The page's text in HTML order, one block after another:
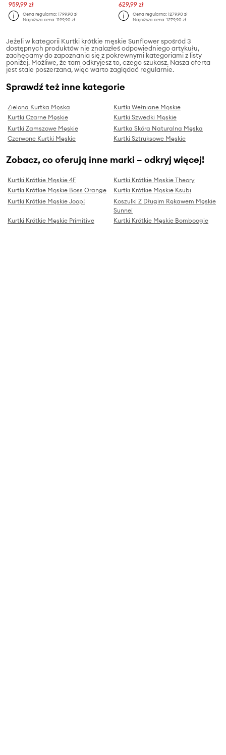
959,99 zł
Cena regularna:1799,90 zł
Najniższa cena:1199,90 zł
629,99 zł
Cena regularna:1279,90 zł
Najniższa cena:1279,90 zł
Jeżeli w kategorii Kurtki krótkie męskie Sunflower spośród 3
dostępnych produktów nie znalazłeś odpowiedniego artykułu,
zachęcamy do zapoznania się z pokrewnymi kategoriami z listy
poniżej. Możliwe, że tam odkryjesz to, czego szukasz. Nasza oferta
jest stale poszerzana, więc warto zaglądać regularnie.
Sprawdź też inne kategorie
Zielona Kurtka Męska
Kurtki Wełniane Męskie
Kurtki Czarne Męskie
Kurtki Szwedki Męskie
Kurtki Zamszowe Męskie
Kurtka Skóra Naturalna Męska
Czerwone Kurtki Męskie
Kurtki Sztruksowe Męskie
Zobacz, co oferują inne marki – odkryj więcej!
Kurtki Krótkie Męskie 4F
Kurtki Krótkie Męskie Theory
Kurtki Krótkie Męskie Boss Orange
Kurtki Krótkie Męskie Ksubi
Kurtki Krótkie Męskie Joop!
Koszulki Z Długim Rękawem Męskie
Sunnei
Kurtki Krótkie Męskie Primitive
Kurtki Krótkie Męskie Bomboogie